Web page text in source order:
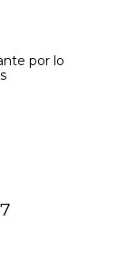
por lo